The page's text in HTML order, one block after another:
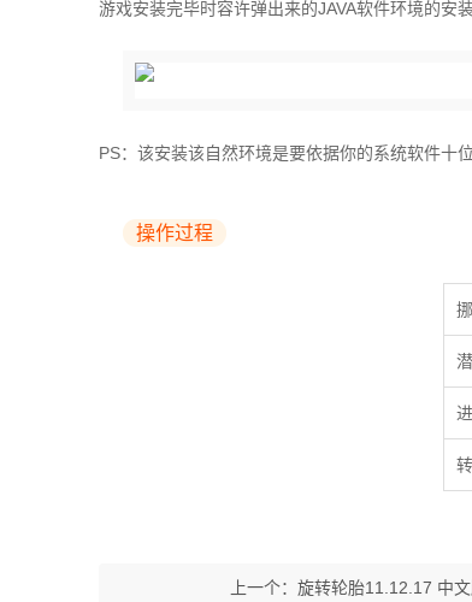
游戏安装完毕时容许弹出来的JAVA软件环境的安
PS：该安装该自然环境是要依据你的系统软件十
操作过程
上一个： 旋转轮胎11.12.17 中